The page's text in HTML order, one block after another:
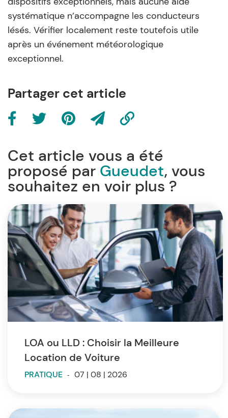
systématique n’accompagne les conducteurs
lésés. Vérifier localement reste toutefois utile
après un événement météorologique
exceptionnel.
Partager cet article
Cet article vous a été
proposé par Gueudet, vous
souhaitez en voir plus ?
LOA ou LLD : Choisir la Meilleure
Location de Voiture
PRATIQUE - 07 | 08 | 2026